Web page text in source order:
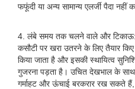
फफूंदी या अन्य सामान्य एलर्जी पैदा नहीं
4. लंबे समय तक चलने वाले और
कसौटी पर खरा उतरने के लिए तैयार
किया जाता है और इसकी स्थायित्व
गुजरना पड़ता है। उचित देखभाल के
गर्माहट और ऊंचाई बरकरार रख सकते